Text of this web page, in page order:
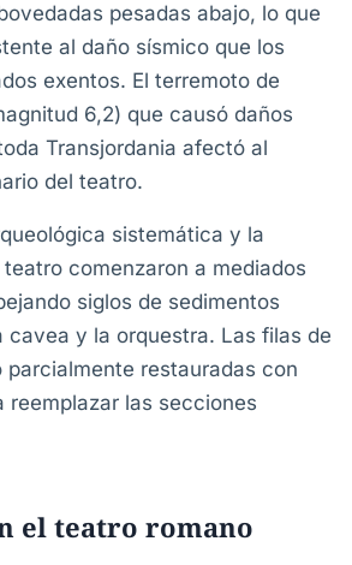
pesadas abajo, lo que
al daño sísmico que los
exentos. El terremoto de
6,2) que causó daños
Transjordania afectó al
del teatro.
sistemática y la
comenzaron a mediados
siglos de sedimentos
cavea y la orquestra. Las filas de
parcialmente restauradas con
reemplazar las secciones
el teatro romano